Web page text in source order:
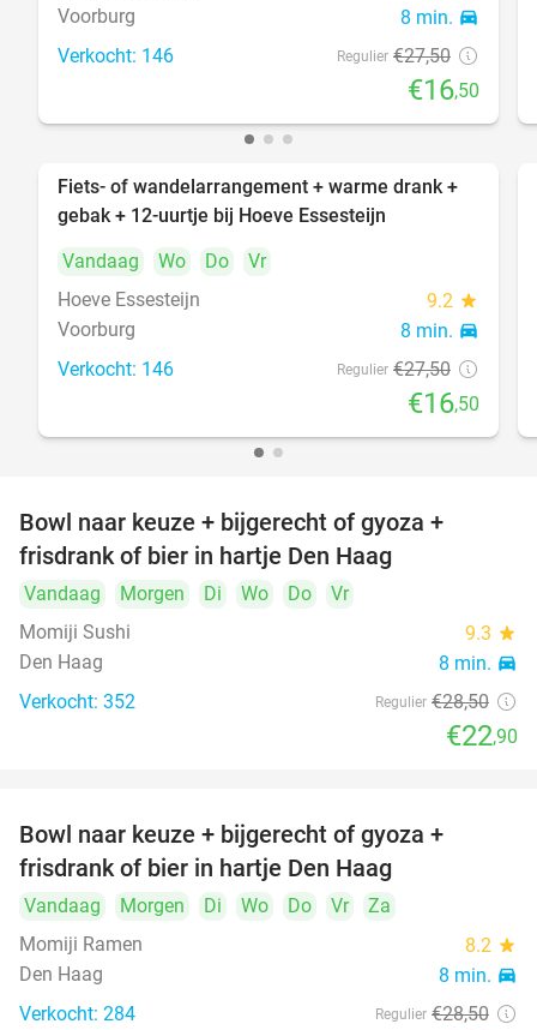
Voorburg 8 min. directions_car
Verkocht: 146 Regulier €27,50
€16,50
40%
Fiets- of wandelarrangement + warme drank +
gebak + 12-uurtje bij Hoeve Essesteijn
Vandaag
Wo Do
Vr
Hoeve Essesteijn
9.2 star
Voorburg 8 min. directions_car
Verkocht: 146 Regulier €27,50
€16,50
Bowl naar keuze + bijgerecht of gyoza +
frisdrank of bier in hartje Den Haag
Vandaag Morgen Di Wo Do
Vr
Momiji Sushi
9.3 star
Den Haag 8 min. directions_car
Verkocht: 352 Regulier €28,50
€22,90
Bowl naar keuze + bijgerecht of gyoza +
frisdrank of bier in hartje Den Haag
Vandaag Morgen Di Wo Do Vr
Za
Momiji Ramen
8.2 star
Den Haag 8 min. directions_car
Verkocht: 284 Regulier €28,50